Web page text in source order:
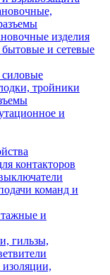
изделия
и сетевые
тройники
и
контакторов
команд и
и
гильзы,